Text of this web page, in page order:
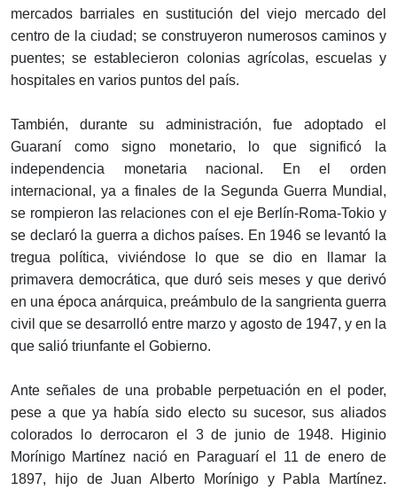
mercados barriales en sustitución del viejo mercado del
centro de la ciudad; se construyeron numerosos caminos y
puentes; se establecieron colonias agrícolas, escuelas y
hospitales en varios puntos del país.
También, durante su administración, fue adoptado el
Guaraní como signo monetario, lo que significó la
independencia monetaria nacional. En el orden
internacional, ya a finales de la Segunda Guerra Mundial,
se rompieron las relaciones con el eje Berlín-Roma-Tokio y
se declaró la guerra a dichos países. En 1946 se levantó la
tregua política, viviéndose lo que se dio en llamar la
primavera democrática, que duró seis meses y que derivó
en una época anárquica, preámbulo de la sangrienta guerra
civil que se desarrolló entre marzo y agosto de 1947, y en la
que salió triunfante el Gobierno.
Ante señales de una probable perpetuación en el poder,
pese a que ya había sido electo su sucesor, sus aliados
colorados lo derrocaron el 3 de junio de 1948. Higinio
Morínigo Martínez nació en Paraguarí el 11 de enero de
1897, hijo de Juan Alberto Morínigo y Pabla Martínez.